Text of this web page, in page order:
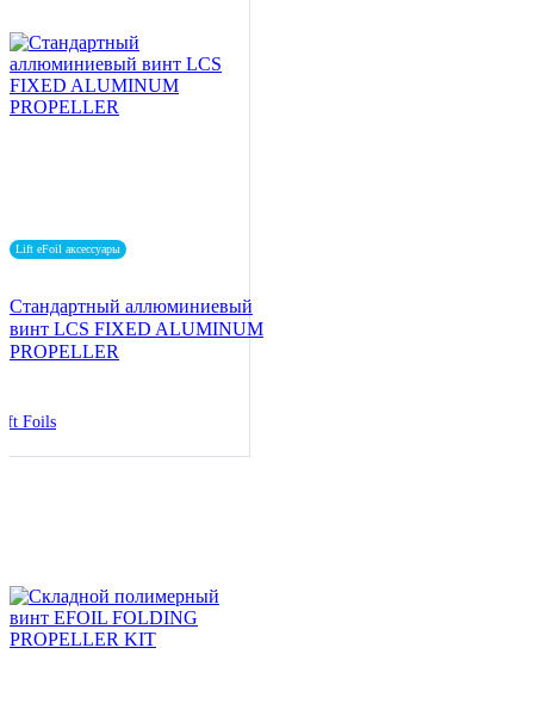
Lift eFoil аксессуары
Стандартный аллюминиевый
винт LCS FIXED ALUMINUM
PROPELLER
Foils